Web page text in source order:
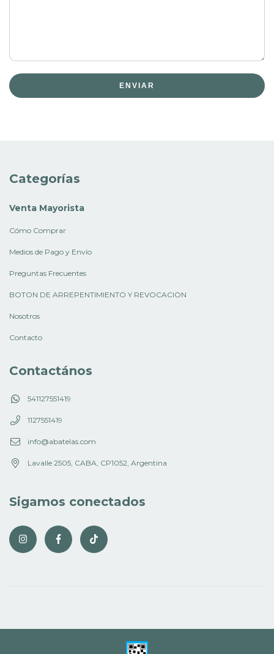
ENVIAR
Categorías
Venta Mayorista
Cómo Comprar
Medios de Pago y Envío
Preguntas Frecuentes
BOTON DE ARREPENTIMIENTO Y REVOCACION
Nosotros
Contacto
Contactános
541127551419
1127551419
info@abatelas.com
Lavalle 2505, CABA, CP1052, Argentina
Sigamos conectados